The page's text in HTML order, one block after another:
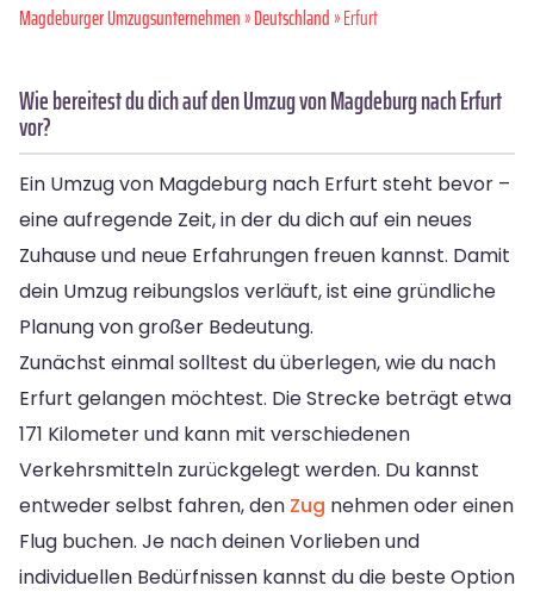
Magdeburger Umzugsunternehmen»Deutschland» Erfurt
Wie bereitest du dich auf den Umzug von Magdeburg nach Erfurt
vor?
Ein Umzug von Magdeburg nach Erfurt steht bevor –
eine aufregende Zeit, in der du dich auf ein neues
Zuhause und neue Erfahrungen freuen kannst. Damit
dein Umzug reibungslos verläuft, ist eine gründliche
Planung von großer Bedeutung.
Zunächst einmal solltest du überlegen, wie du nach
Erfurt gelangen möchtest. Die Strecke beträgt etwa
171 Kilometer und kann mit verschiedenen
Verkehrsmitteln zurückgelegt werden. Du kannst
entweder selbst fahren, den Zug nehmen oder einen
Flug buchen. Je nach deinen Vorlieben und
individuellen Bedürfnissen kannst du die beste Option